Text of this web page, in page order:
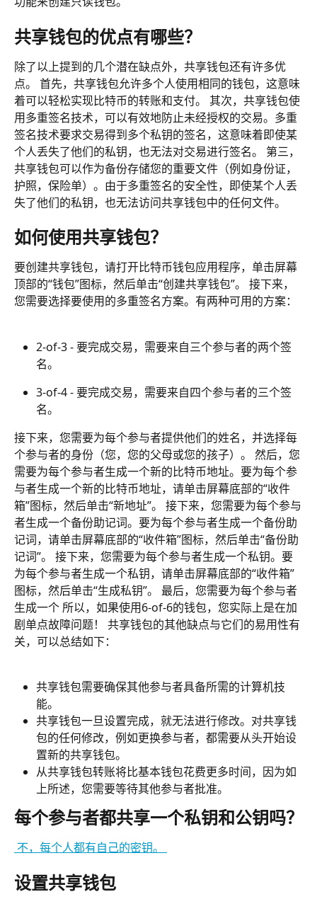
共享钱包的优点有哪些？
除了以上提到的几个潜在缺点外，共享钱包还有许多优
点。 首先，共享钱包允许多个人使用相同的钱包，这意味
着可以轻松实现比特币的转账和支付。 其次，共享钱包使
用多重签名技术，可以有效地防止未经授权的交易。多重
签名技术要求交易得到多个私钥的签名，这意味着即使某
个人丢失了他们的私钥，也无法对交易进行签名。 第三，
共享钱包可以作为备份存储您的重要文件（例如身份证，
护照，保险单）。由于多重签名的安全性，即使某个人丢
失了他们的私钥，也无法访问共享钱包中的任何文件。
如何使用共享钱包？
要创建共享钱包，请打开比特币钱包应用程序，单击屏幕
顶部的“钱包”图标，然后单击“创建共享钱包”。 接下来，
您需要选择要使用的多重签名方案。有两种可用的方案：
2-of-3 - 要完成交易，需要来自三个参与者的两个签
名。
3-of-4 - 要完成交易，需要来自四个参与者的三个签
名。
接下来，您需要为每个参与者提供他们的姓名，并选择每
个参与者的身份（您，您的父母或您的孩子）。 然后，您
需要为每个参与者生成一个新的比特币地址。要为每个参
与者生成一个新的比特币地址，请单击屏幕底部的“收件
箱”图标，然后单击“新地址”。 接下来，您需要为每个参与
者生成一个备份助记词。要为每个参与者生成一个备份助
记词，请单击屏幕底部的“收件箱”图标，然后单击“备份助
记词”。 接下来，您需要为每个参与者生成一个私钥。要
为每个参与者生成一个私钥，请单击屏幕底部的“收件箱”
图标，然后单击“生成私钥”。 最后，您需要为每个参与者
生成一个 所以，如果使用6-of-6的钱包，您实际上是在加
剧单点故障问题！ 共享钱包的其他缺点与它们的易用性有
关，可以总结如下：
共享钱包需要确保其他参与者具备所需的计算机技
能。
共享钱包一旦设置完成，就无法进行修改。对共享钱
包的任何修改，例如更换参与者，都需要从头开始设
置新的共享钱包。
从共享钱包转账将比基本钱包花费更多时间，因为如
上所述，您需要等待其他参与者批准。
每个参与者都共享一个私钥和公钥吗？
不，每个人都有自己的密钥。
设置共享钱包